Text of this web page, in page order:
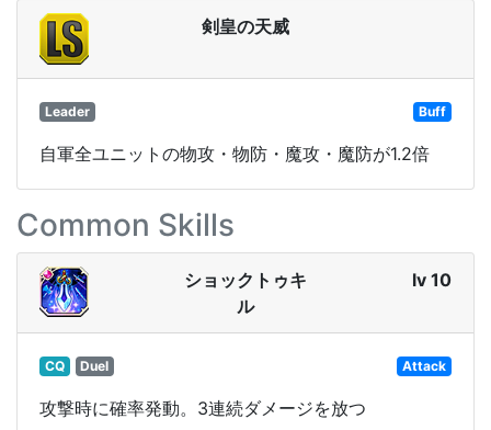
剣皇の天威
Leader Buff
自軍全ユニットの物攻・物防・魔攻・魔防が1.2倍
Common Skills
ショックトゥキ
ル
lv 10
CQ Duel Attack
攻撃時に確率発動。3連続ダメージを放つ